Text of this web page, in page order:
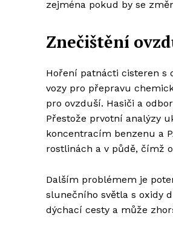
zejména pokud by se
Znečištění
Hoření patnácti cisteren s
vozy pro přepravu
pro ovzduší. Hasiči a
Přestože prvotní analýzy
koncentracím benzenu a
rostlinách a v půdě, čímž
Dalším problémem je
slunečního světla s oxidy
dýchací cesty a může